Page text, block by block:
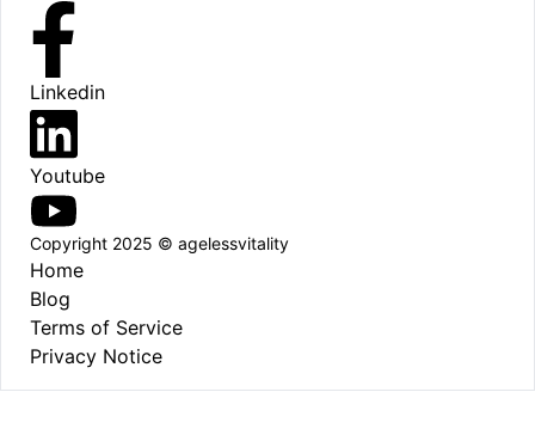
Linkedin
Youtube
Copyright 2025 © agelessvitality
Home
Blog
Terms of Service
Privacy Notice